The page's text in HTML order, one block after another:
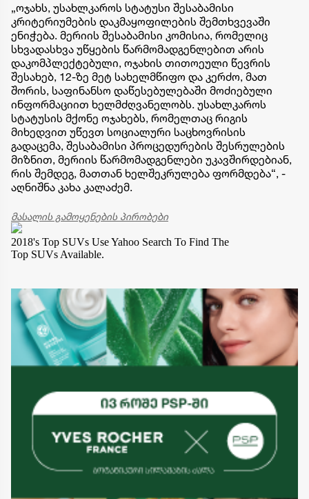
„ოჯახს, უსახლკაროს სტატუსი შესაბამისი
კრიტერიუმების დაკმაყოფილების შემთხვევაში
ენიჭება. მერიის შესაბამისი კომისია, რომელიც
სხვადასხვა უწყების წარმომადგენლებით არის
დაკომპლექტებული, ოჯახის თითოეული წევრის
შესახებ, 12-ზე მეტ სახელმწიფო და კერძო, მათ
შორის, საფინანსო დაწესებულებაში მოძიებული
ინფორმაციით ხელმძღვანელობს. უსახლკაროს
სტატუსის მქონე ოჯახებს, რომელთაც რიგის
მიხედვით უწევთ სოციალური საცხოვრისის
გადაცემა, შესაბამისი პროცედურების შესრულების
მიზნით, მერიის წარმომადგენლები უკავშირდებიან,
რის შემდეგ, მათთან ხელშეკრულება ფორმდება“, -
აღნიშნა კახა კალაძემ.
მასალის გამოყენების პირობები
2018's Top SUVs Use Yahoo Search To Find The
Top SUVs Available.